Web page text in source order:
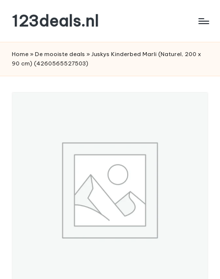
de
inhoud
123deals.nl
deals
Home » De mooiste deals » Juskys Kinderbed Marli (Naturel, 200 x
90 cm) (4260565527503)